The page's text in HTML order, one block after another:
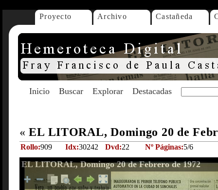
Proyecto Archivo Castañeda
Inicio Buscar Explorar Destacadas
« EL LITORAL, Domingo 20 de
Rollo:909 Idx:30242 Dvd:22 Nº Páginas:5/6
EL LITORAL, Domingo 20 de Febrero de 1972